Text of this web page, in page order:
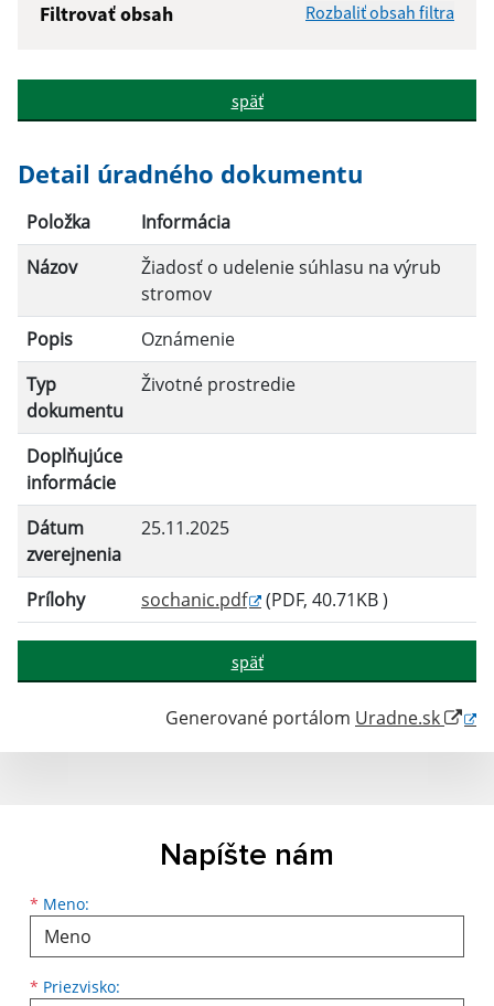
Filtrovať obsah Rozbaliť obsah filtra
Popis:
Dátum zverejnenia do:
Filtrovať
späť
Detail úradného dokumentu
Položka
Informácia
Názov
Žiadosť o udelenie súhlasu na výrub
stromov
Popis
Oznámenie
Typ
dokumentu
Životné prostredie
Doplňujúce
informácie
Dátum
zverejnenia
25.11.2025
Prílohy sochanic.pdf (PDF, 40.71KB )
späť
Generované portálom Uradne.sk
Napíšte nám
* Meno:
Meno
* Priezvisko:
Priezvisko
E-mailová adresa